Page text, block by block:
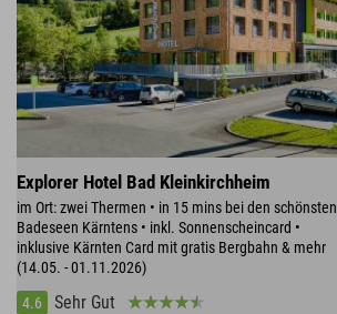
Explorer Hotel Bad Kleinkirchheim
im Ort: zwei Thermen • in 15 mins bei den schönsten
Badeseen Kärntens • inkl. Sonnenscheincard •
inklusive Kärnten Card mit gratis Bergbahn & mehr
(14.05. - 01.11.2026)
4.6
Sehr Gut